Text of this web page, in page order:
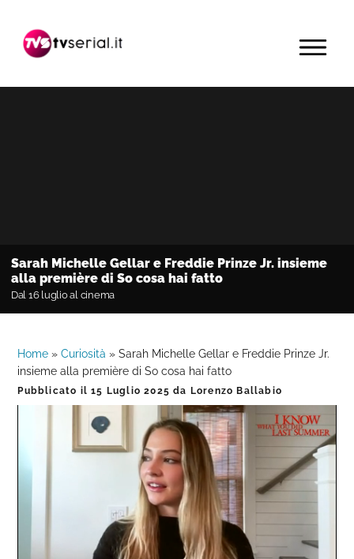
navigazione
contenuto
barra
primaria
MENU
Sarah Michelle Gellar e Freddie Prinze Jr. insieme
alla première di So cosa hai fatto
Dal 16 luglio al cinema
Home »Curiosità »Sarah Michelle Gellar e Freddie Prinze Jr.
insieme alla première di So cosa hai fatto
Pubblicato il15 Luglio 2025 da Lorenzo Ballabio